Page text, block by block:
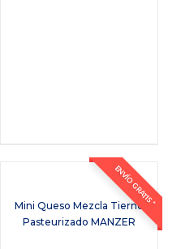
ENVÍO GRATIS *
Mini Queso Mezcla Tierno
Pasteurizado MANZER